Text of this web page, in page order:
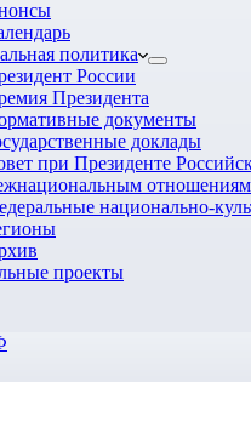
политика
России
Президента
документы
доклады
при Президенте
отношениям
национально-
проекты